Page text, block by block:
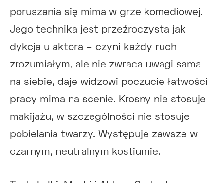
poruszania się mima w grze komediowej.
Jego technika jest przeźroczysta jak
dykcja u aktora – czyni każdy ruch
zrozumiałym, ale nie zwraca uwagi sama
na siebie, daje widzowi poczucie łatwości
pracy mima na scenie. Krosny nie stosuje
makijażu, w szczególności nie stosuje
pobielania twarzy. Występuje zawsze w
czarnym, neutralnym kostiumie.